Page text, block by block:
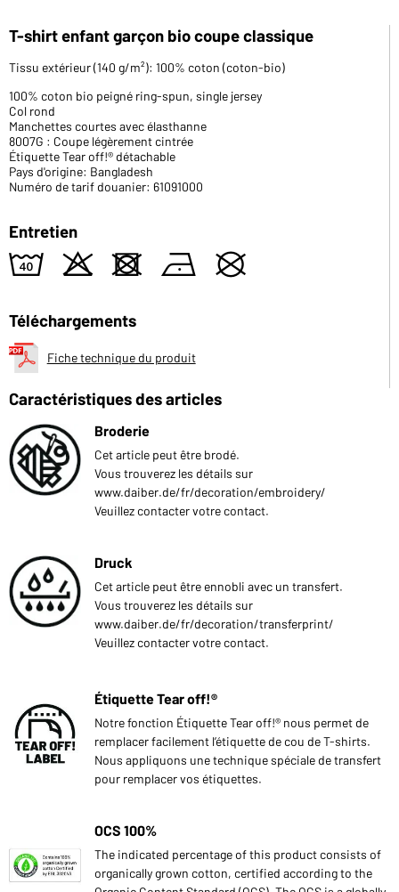
T-shirt enfant garçon bio coupe classique
Tissu extérieur (140 g/m²): 100% coton (coton-bio)
100% coton bio peigné ring-spun, single jersey
Col rond
Manchettes courtes avec élasthanne
8007G : Coupe légèrement cintrée
Étiquette Tear off!® détachable
Pays d'origine: Bangladesh
Numéro de tarif douanier: 61091000
Entretien
8 o d n U
Téléchargements
Fiche technique du produit
Caractéristiques des articles
Broderie
Cet article peut être brodé.
Vous trouverez les détails sur
www.daiber.de/fr/decoration/embroidery/
Veuillez contacter votre contact.
Druck
Cet article peut être ennobli avec un transfert.
Vous trouverez les détails sur
www.daiber.de/fr/decoration/transferprint/
Veuillez contacter votre contact.
Étiquette Tear off!®
Notre fonction Étiquette Tear off!® nous permet de
remplacer facilement l’étiquette de cou de T-shirts.
Nous appliquons une technique spéciale de transfert
pour remplacer vos étiquettes.
OCS 100%
The indicated percentage of this product consists of
organically grown cotton, certified according to the